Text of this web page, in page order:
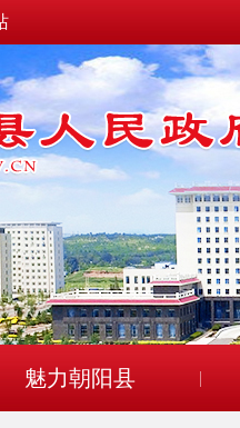
魅力朝阳县